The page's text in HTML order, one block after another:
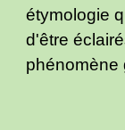
étymologie
d'être
phénomène